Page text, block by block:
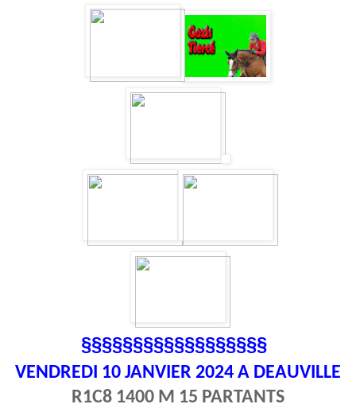
§§§§§§§§§§§§§§§§§§
VENDREDI 10 JANVIER 2024 A DEAUVILLE
R1C8 1400 M 15 PARTANTS